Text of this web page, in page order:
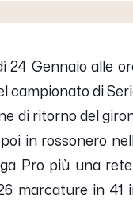
24 Gennaio alle
campionato di
di ritorno del
in rossonero
Pro più una
marcature in 41